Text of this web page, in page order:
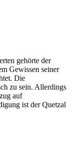
gehörte der
Gewissen seiner
Die
zu sein. Allerdings
auf
ist der Quetzal